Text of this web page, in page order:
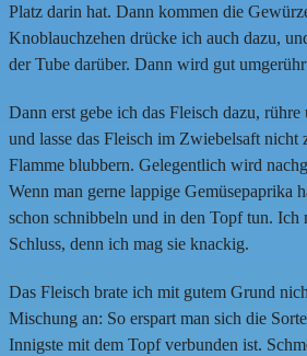
Platz darin hat. Dann kommen die
Knoblauchzehen drücke ich auch dazu,
der Tube darüber. Dann wird gut
Dann erst gebe ich das Fleisch dazu,
und lasse das Fleisch im Zwiebelsaft nicht
Flamme blubbern. Gelegentlich wird
Wenn man gerne lappige Gemüsepaprika
schon schnibbeln und in den Topf tun. Ich
Schluss, denn ich mag sie knackig.
Das Fleisch brate ich mit gutem Grund
Mischung an: So erspart man sich die
Innigste mit dem Topf verbunden ist.